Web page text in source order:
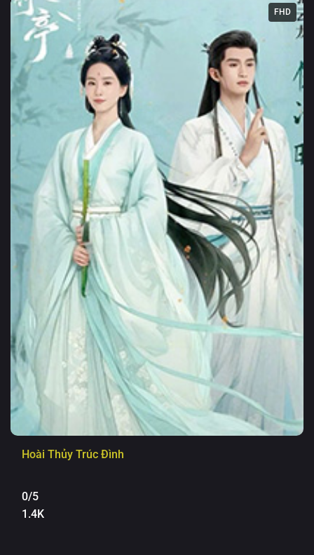
FHD
Hoài Thủy Trúc Đình
0/5
1.4K